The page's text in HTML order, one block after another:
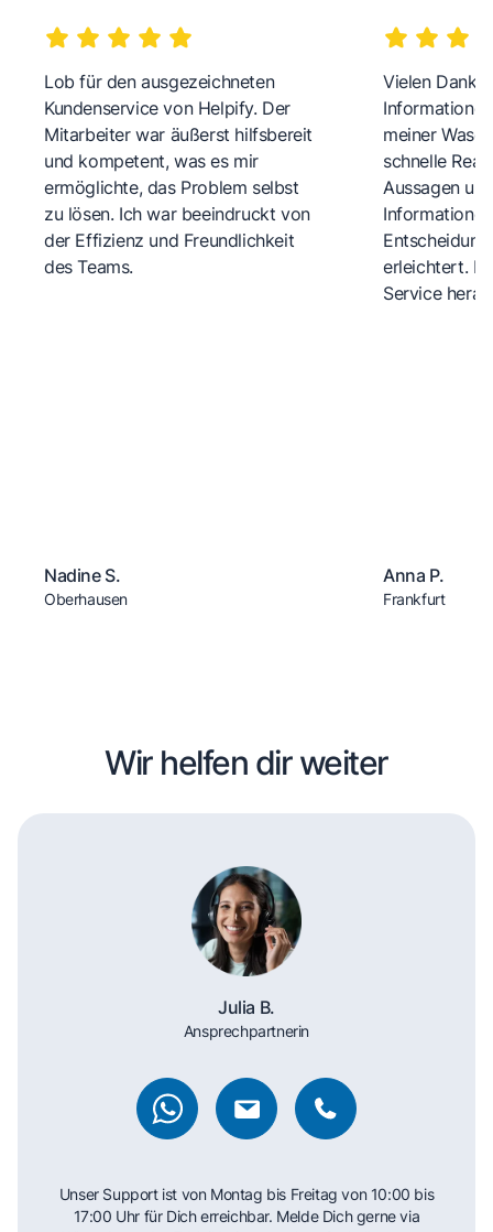
Lob für den ausgezeichneten
Kundenservice von Helpify. Der
Mitarbeiter war äußerst hilfsbereit
und kompetent, was es mir
ermöglichte, das Problem selbst
zu lösen. Ich war beeindruckt von
der Effizienz und Freundlichkeit
des Teams.
Nadine S.
Oberhausen
Vielen Dank
meiner
schnelle
Aussagen
erleichtert.
Service
Anna P.
Frankfurt
Wir helfen dir weiter
Julia B.
Ansprechpartnerin
Unser Support ist von Montag bis Freitag von 10:00 bis
17:00 Uhr für Dich erreichbar. Melde Dich gerne via